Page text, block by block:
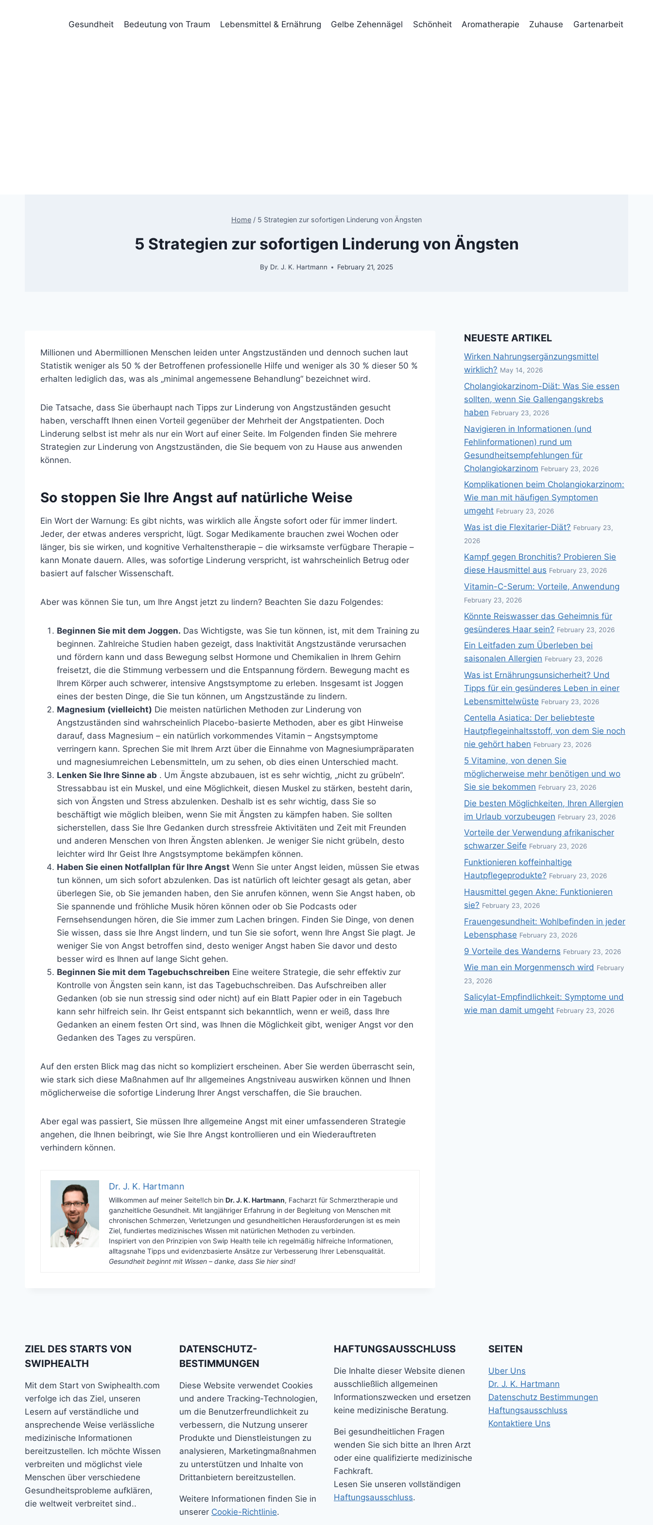
Gesundheit Bedeutung von Traum Lebensmittel & Ernährung Gelbe Zehennägel Schönheit Aromatherapie Zuhause Gartenarbeit
Home / 5 Strategien zur sofortigen Linderung von Ängsten
5 Strategien zur sofortigen Linderung von Ängsten
By Dr. J. K. Hartmann February 21, 2025
Millionen und Abermillionen Menschen leiden unter Angstzuständen und dennoch suchen laut
Statistik weniger als 50 % der Betroffenen professionelle Hilfe und weniger als 30 % dieser 50 %
erhalten lediglich das, was als „minimal angemessene Behandlung“ bezeichnet wird.
Die Tatsache, dass Sie überhaupt nach Tipps zur Linderung von Angstzuständen gesucht
haben, verschafft Ihnen einen Vorteil gegenüber der Mehrheit der Angstpatienten. Doch
Linderung selbst ist mehr als nur ein Wort auf einer Seite. Im Folgenden finden Sie mehrere
Strategien zur Linderung von Angstzuständen, die Sie bequem von zu Hause aus anwenden
können.
So stoppen Sie Ihre Angst auf natürliche Weise
Ein Wort der Warnung: Es gibt nichts, was wirklich alle Ängste sofort oder für immer lindert.
Jeder, der etwas anderes verspricht, lügt. Sogar Medikamente brauchen zwei Wochen oder
länger, bis sie wirken, und kognitive Verhaltenstherapie – die wirksamste verfügbare Therapie –
kann Monate dauern. Alles, was sofortige Linderung verspricht, ist wahrscheinlich Betrug oder
basiert auf falscher Wissenschaft.
Aber was können Sie tun, um Ihre Angst jetzt zu lindern? Beachten Sie dazu Folgendes:
Beginnen Sie mit dem Joggen. Das Wichtigste, was Sie tun können, ist, mit dem Training zu
beginnen. Zahlreiche Studien haben gezeigt, dass Inaktivität Angstzustände verursachen
und fördern kann und dass Bewegung selbst Hormone und Chemikalien in Ihrem Gehirn
freisetzt, die die Stimmung verbessern und die Entspannung fördern. Bewegung macht es
Ihrem Körper auch schwerer, intensive Angstsymptome zu erleben. Insgesamt ist Joggen
eines der besten Dinge, die Sie tun können, um Angstzustände zu lindern.
Magnesium (vielleicht) Die meisten natürlichen Methoden zur Linderung von
Angstzuständen sind wahrscheinlich Placebo-basierte Methoden, aber es gibt Hinweise
darauf, dass Magnesium – ein natürlich vorkommendes Vitamin – Angstsymptome
verringern kann. Sprechen Sie mit Ihrem Arzt über die Einnahme von Magnesiumpräparaten
und magnesiumreichen Lebensmitteln, um zu sehen, ob dies einen Unterschied macht.
Lenken Sie Ihre Sinne ab . Um Ängste abzubauen, ist es sehr wichtig, „nicht zu grübeln“.
Stressabbau ist ein Muskel, und eine Möglichkeit, diesen Muskel zu stärken, besteht darin,
sich von Ängsten und Stress abzulenken. Deshalb ist es sehr wichtig, dass Sie so
beschäftigt wie möglich bleiben, wenn Sie mit Ängsten zu kämpfen haben. Sie sollten
sicherstellen, dass Sie Ihre Gedanken durch stressfreie Aktivitäten und Zeit mit Freunden
und anderen Menschen von Ihren Ängsten ablenken. Je weniger Sie nicht grübeln, desto
leichter wird Ihr Geist Ihre Angstsymptome bekämpfen können.
Haben Sie einen Notfallplan für Ihre Angst Wenn Sie unter Angst leiden, müssen Sie etwas
tun können, um sich sofort abzulenken. Das ist natürlich oft leichter gesagt als getan, aber
überlegen Sie, ob Sie jemanden haben, den Sie anrufen können, wenn Sie Angst haben, ob
Sie spannende und fröhliche Musik hören können oder ob Sie Podcasts oder
Fernsehsendungen hören, die Sie immer zum Lachen bringen. Finden Sie Dinge, von denen
Sie wissen, dass sie Ihre Angst lindern, und tun Sie sie sofort, wenn Ihre Angst Sie plagt. Je
weniger Sie von Angst betroffen sind, desto weniger Angst haben Sie davor und desto
besser wird es Ihnen auf lange Sicht gehen.
Beginnen Sie mit dem Tagebuchschreiben Eine weitere Strategie, die sehr effektiv zur
Kontrolle von Ängsten sein kann, ist das Tagebuchschreiben. Das Aufschreiben aller
Gedanken (ob sie nun stressig sind oder nicht) auf ein Blatt Papier oder in ein Tagebuch
kann sehr hilfreich sein. Ihr Geist entspannt sich bekanntlich, wenn er weiß, dass Ihre
Gedanken an einem festen Ort sind, was Ihnen die Möglichkeit gibt, weniger Angst vor den
Gedanken des Tages zu verspüren.
Auf den ersten Blick mag das nicht so kompliziert erscheinen. Aber Sie werden überrascht sein,
wie stark sich diese Maßnahmen auf Ihr allgemeines Angstniveau auswirken können und Ihnen
möglicherweise die sofortige Linderung Ihrer Angst verschaffen, die Sie brauchen.
Aber egal was passiert, Sie müssen Ihre allgemeine Angst mit einer umfassenderen Strategie
angehen, die Ihnen beibringt, wie Sie Ihre Angst kontrollieren und ein Wiederauftreten
verhindern können.
Dr. J. K. Hartmann
Willkommen auf meiner Seite!Ich bin Dr. J. K. Hartmann, Facharzt für Schmerztherapie und
ganzheitliche Gesundheit. Mit langjähriger Erfahrung in der Begleitung von Menschen mit
chronischen Schmerzen, Verletzungen und gesundheitlichen Herausforderungen ist es mein
Ziel, fundiertes medizinisches Wissen mit natürlichen Methoden zu verbinden.
Inspiriert von den Prinzipien von Swip Health teile ich regelmäßig hilfreiche Informationen,
alltagsnahe Tipps und evidenzbasierte Ansätze zur Verbesserung Ihrer Lebensqualität.
Gesundheit beginnt mit Wissen – danke, dass Sie hier sind!
NEUESTE ARTIKEL
Wirken Nahrungsergänzungsmittel
wirklich? May 14, 2026
Cholangiokarzinom-Diät: Was Sie essen
sollten, wenn Sie Gallengangskrebs
haben February 23, 2026
Navigieren in Informationen (und
Fehlinformationen) rund um
Gesundheitsempfehlungen für
Cholangiokarzinom February 23, 2026
Komplikationen beim Cholangiokarzinom:
Wie man mit häufigen Symptomen
umgeht February 23, 2026
Was ist die Flexitarier-Diät? February 23,
2026
Kampf gegen Bronchitis? Probieren Sie
diese Hausmittel aus February 23, 2026
Vitamin-C-Serum: Vorteile, Anwendung
February 23, 2026
Könnte Reiswasser das Geheimnis für
gesünderes Haar sein? February 23, 2026
Ein Leitfaden zum Überleben bei
saisonalen Allergien February 23, 2026
Was ist Ernährungsunsicherheit? Und
Tipps für ein gesünderes Leben in einer
Lebensmittelwüste February 23, 2026
Centella Asiatica: Der beliebteste
Hautpflegeinhaltsstoff, von dem Sie noch
nie gehört haben February 23, 2026
5 Vitamine, von denen Sie
möglicherweise mehr benötigen und wo
Sie sie bekommen February 23, 2026
Die besten Möglichkeiten, Ihren Allergien
im Urlaub vorzubeugen February 23, 2026
Vorteile der Verwendung afrikanischer
schwarzer Seife February 23, 2026
Funktionieren koffeinhaltige
Hautpflegeprodukte? February 23, 2026
Hausmittel gegen Akne: Funktionieren
sie? February 23, 2026
Frauengesundheit: Wohlbefinden in jeder
Lebensphase February 23, 2026
9 Vorteile des Wanderns February 23, 2026
Wie man ein Morgenmensch wird February
23, 2026
Salicylat-Empfindlichkeit: Symptome und
wie man damit umgeht February 23, 2026
ZIEL DES STARTS VON
SWIPHEALTH
Mit dem Start von Swiphealth.com
verfolge ich das Ziel, unseren
Lesern auf verständliche und
ansprechende Weise verlässliche
medizinische Informationen
bereitzustellen. Ich möchte Wissen
verbreiten und möglichst viele
Menschen über verschiedene
Gesundheitsprobleme aufklären,
die weltweit verbreitet sind..
DATENSCHUTZ-
BESTIMMUNGEN
Diese Website verwendet Cookies
und andere Tracking-Technologien,
um die Benutzerfreundlichkeit zu
verbessern, die Nutzung unserer
Produkte und Dienstleistungen zu
analysieren, Marketingmaßnahmen
zu unterstützen und Inhalte von
Drittanbietern bereitzustellen.
Weitere Informationen finden Sie in
unserer Cookie-Richtlinie.
HAFTUNGSAUSSCHLUSS
Die Inhalte dieser Website dienen
ausschließlich allgemeinen
Informationszwecken und ersetzen
keine medizinische Beratung.
Bei gesundheitlichen Fragen
wenden Sie sich bitte an Ihren Arzt
oder eine qualifizierte medizinische
Fachkraft.
Lesen Sie unseren vollständigen
Haftungsausschluss.
SEITEN
Uber Uns
Dr. J. K. Hartmann
Datenschutz Bestimmungen
Haftungsausschluss
Kontaktiere Uns